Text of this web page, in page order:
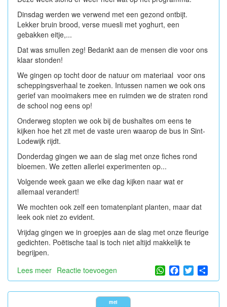
Dinsdag werden we verwend met een gezond ontbijt.
Lekker bruin brood, verse muesli met yoghurt, een
gebakken eitje,...
Dat was smullen zeg! Bedankt aan de mensen die voor ons
klaar stonden!
We gingen op tocht door de natuur om materiaal voor ons
scheppingsverhaal te zoeken. Intussen namen we ook ons
gerief van mooimakers mee en ruimden we de straten rond
de school nog eens op!
Onderweg stopten we ook bij de bushaltes om eens te
kijken hoe het zit met de vaste uren waarop de bus in Sint-
Lodewijk rijdt.
Donderdag gingen we aan de slag met onze fiches rond
bloemen. We zetten allerlei experimenten op...
Volgende week gaan we elke dag kijken naar wat er
allemaal verandert!
We mochten ook zelf een tomatenplant planten, maar dat
leek ook niet zo evident.
Vrijdag gingen we in groepjes aan de slag met onze fleurige
gedichten. Poëtische taal is toch niet altijd makkelijk te
begrijpen.
Lees meer over
de
week
Reactie toevoegen WhatsApp
Facebook
Twitter
mei